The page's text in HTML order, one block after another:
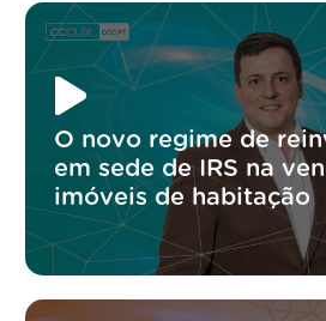
O novo regime de
em sede de IRS na
imóveis de habitação